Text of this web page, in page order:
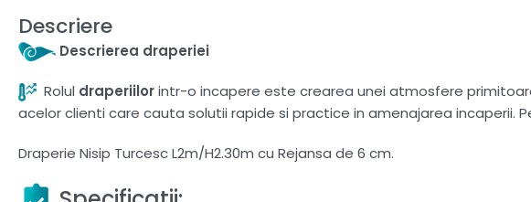
Descriere
Descrierea draperiei
Rolul draperiilorintr-o incapere este crearea unei atmosfere
acelor clienti care cauta solutii rapide si practice in amenajarea incaperii.
Draperie Nisip Turcesc L2m/H2.30m cu Rejansa de 6 cm.